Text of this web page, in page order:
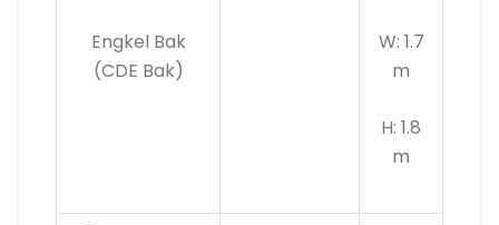
Engkel Bak
(CDE Bak)
W: 1.7
m
H: 1.8
m